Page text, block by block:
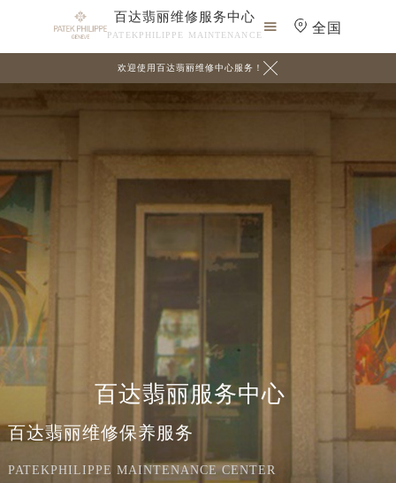
百达翡丽维修服务中心
PATEKPHILIPPE MAINTENANCE
 全国
欢迎使用百达翡丽维修中心服务！ 
百达翡丽服务中心
百达翡丽维修保养服务
PATEKPHILIPPE MAINTENANCE CENTER